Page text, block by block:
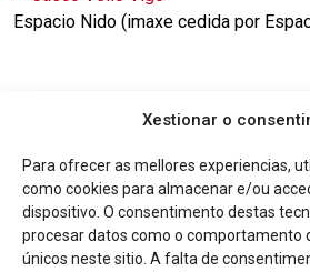
Xestionar o
Para ofrecer as mellores experiencias,
como cookies para almacenar e/ou
dispositivo. O consentimento destas
procesar datos como o comportamento
únicos neste sitio. A falta de
Espacio Nido (imaxe cedida por
Outras novas de